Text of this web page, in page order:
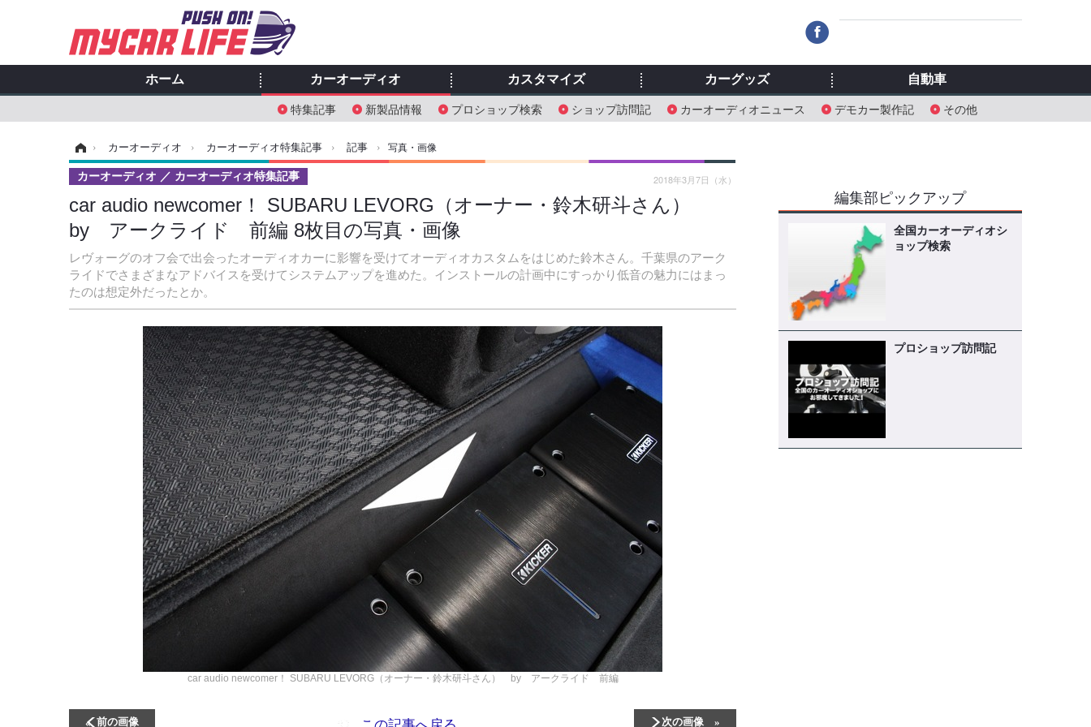
ホーム カーオーディオ
特集記事 新製品情報 プロショップ検索 ショップ訪問記 カーオーディオニュース デモカー製作記 その他
カスタマイズ カーグッズ 自動車
› カーオーディオ › カーオーディオ特集記事 › 記事 › 写真・画像
car audio newcomer！ SUBARU LEVORG（オーナー・鈴木研斗さん）
by アークライド 前編 8枚目の写真・画像
レヴォーグのオフ会で出会ったオーディオカーに影響を受けてオーディオカスタムをはじめた鈴木さん。千葉県のアーク
ライドでさまざまなアドバイスを受けてシステムアップを進めた。インストールの計画中にすっかり低音の魅力にはまっ
たのは想定外だったとか。
カーオーディオ カーオーディオ特集記事 2018年3月7日（水）
car audio newcomer！ SUBARU LEVORG（オーナー・鈴木研斗さん） by アークライド 前編
前の画像 次の画像
この記事へ戻る
編集部ピックアップ
全国カーオーディオシ
ョップ検索
プロショップ訪問記